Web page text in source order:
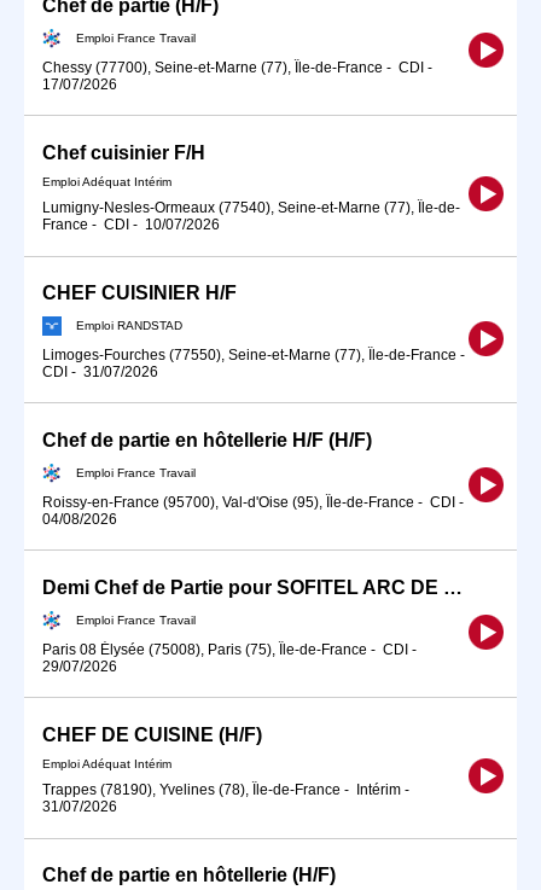
Chef de partie (H/F)
Emploi France Travail
Chessy (77700), Seine-et-Marne (77), Île-de-France - CDI -
17/07/2026
Chef cuisinier F/H
Emploi Adéquat Intérim
Lumigny-Nesles-Ormeaux (77540), Seine-et-Marne (77), Île-de-
France - CDI - 10/07/2026
CHEF CUISINIER H/F
Emploi RANDSTAD
Limoges-Fourches (77550), Seine-et-Marne (77), Île-de-France -
CDI - 31/07/2026
Chef de partie en hôtellerie H/F (H/F)
Emploi France Travail
Roissy-en-France (95700), Val-d'Oise (95), Île-de-France - CDI -
04/08/2026
Demi Chef de Partie pour SOFITEL ARC DE TRIOMPHE (H/F)
Emploi France Travail
Paris 08 Élysée (75008), Paris (75), Île-de-France - CDI -
29/07/2026
CHEF DE CUISINE (H/F)
Emploi Adéquat Intérim
Trappes (78190), Yvelines (78), Île-de-France - Intérim -
31/07/2026
Chef de partie en hôtellerie (H/F)